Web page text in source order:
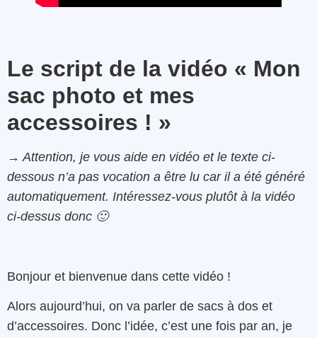
Le script de la vidéo « Mon
sac photo et mes
accessoires ! »
→ Attention, je vous aide en vidéo et le texte ci-
dessous n’a pas vocation a être lu car il a été généré
automatiquement. Intéressez-vous plutôt à la vidéo
ci-dessus donc 🙂
Bonjour et bienvenue dans cette vidéo !
Alors aujourd’hui, on va parler de sacs à dos et
d’accessoires. Donc l’idée, c’est une fois par an, je